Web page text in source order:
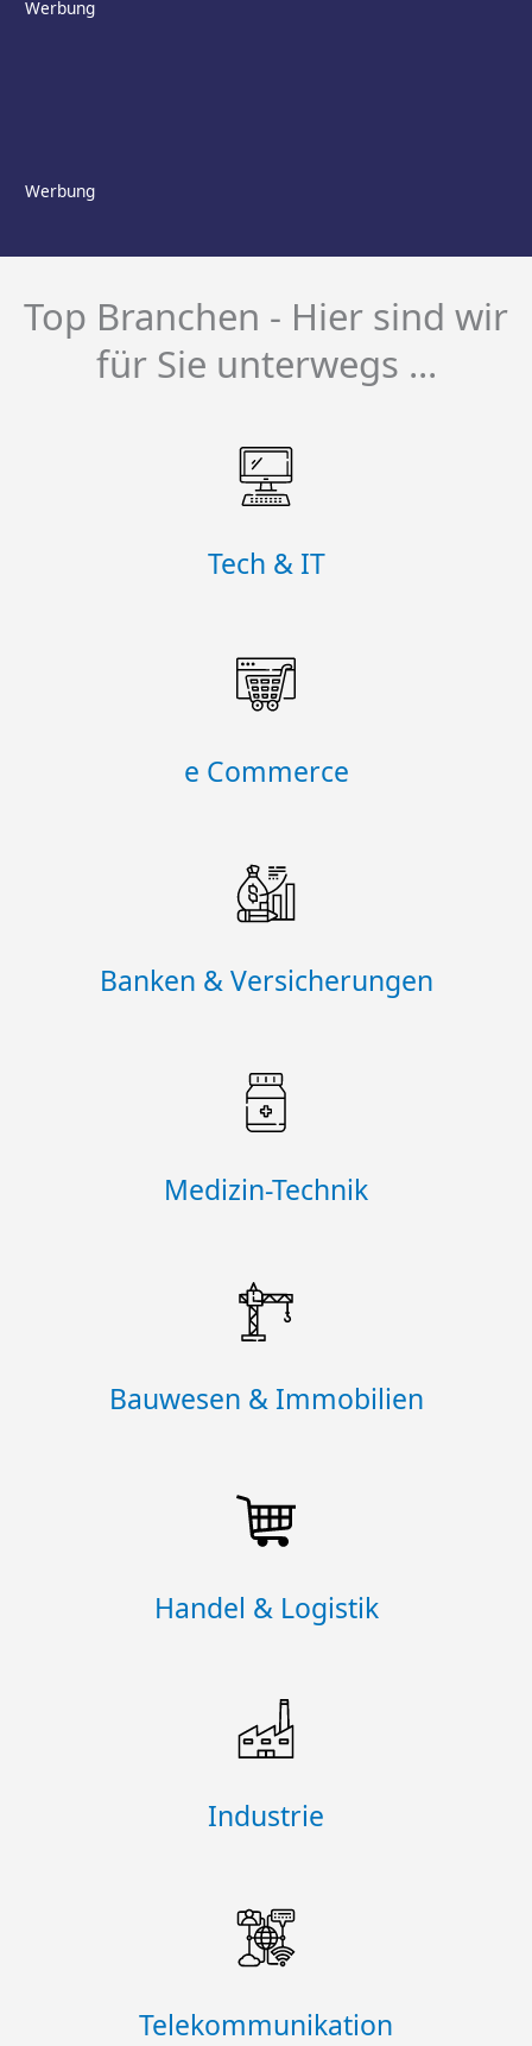
Werbung
Werbung
Top Branchen - Hier sind wir
für Sie unterwegs ...
Tech & IT
e Commerce
Banken & Versicherungen
Medizin-Technik
Bauwesen & Immobilien
Handel & Logistik
Industrie
Telekommunikation